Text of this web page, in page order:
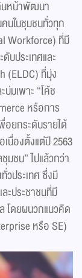
นหน้าพัฒนา
นในชุมชนทั่วทุก
Workforce) ที่มี
ประเทศและ
(ELDC) ที่มุ่ง
มเพาะ “โค้ช
หรือการ
อยกระดับรายได้
นื่องตั้งแต่ปี 2563
มชน” ไปแล้วกว่า
วประเทศ ซึ่งมี
ะประชาชนที่มี
โดยผนวกแนวคิด
หรือ SE)